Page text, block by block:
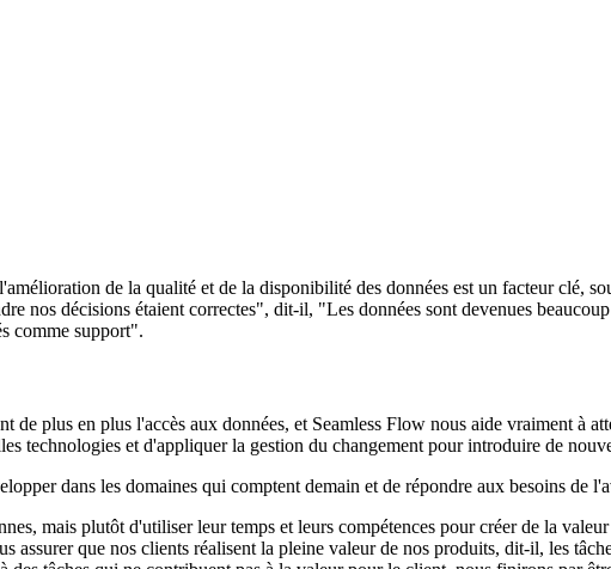
de la qualité et de la disponibilité des données est un facteur clé,
nos décisions étaient correctes", dit-il, "Les données sont devenues
comme support".
de plus en plus l'accès aux données, et Seamless Flow nous aide vraiment à
technologies et d'appliquer la gestion du changement pour introduire de
dans les domaines qui comptent demain et de répondre aux besoins de
mais plutôt d'utiliser leur temps et leurs compétences pour créer de la
assurer que nos clients réalisent la pleine valeur de nos produits, dit-il, les